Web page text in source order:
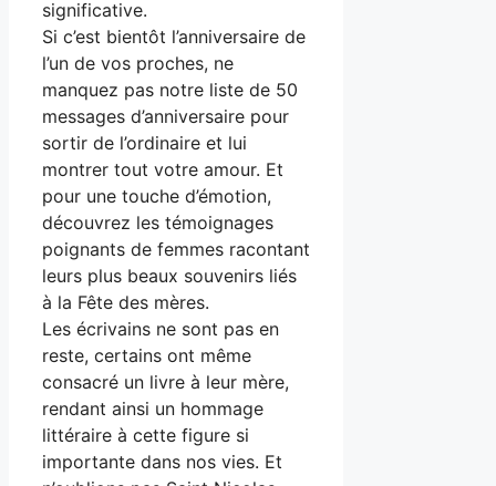
significative.
Si c’est bientôt l’anniversaire de
l’un de vos proches, ne
manquez pas notre liste de 50
messages d’anniversaire pour
sortir de l’ordinaire et lui
montrer tout votre amour. Et
pour une touche d’émotion,
découvrez les témoignages
poignants de femmes racontant
leurs plus beaux souvenirs liés
à la Fête des mères.
Les écrivains ne sont pas en
reste, certains ont même
consacré un livre à leur mère,
rendant ainsi un hommage
littéraire à cette figure si
importante dans nos vies. Et